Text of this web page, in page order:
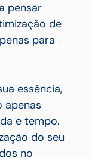
pensar
de
para
essência,
apenas
e tempo.
do seu
no